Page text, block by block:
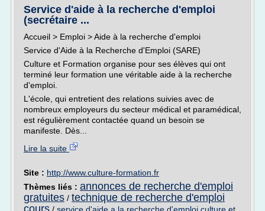
Service d'aide à la recherche d'emploi
(secrétaire ...
Accueil > Emploi > Aide à la recherche d'emploi
Service d'Aide à la Recherche d'Emploi (SARE)
Culture et Formation organise pour ses élèves qui ont
terminé leur formation une véritable aide à la recherche
d'emploi.
L'école, qui entretient des relations suivies avec de
nombreux employeurs du secteur médical et paramédical,
est régulièrement contactée quand un besoin se
manifeste. Dès...
Lire la suite
Site : http://www.culture-formation.fr
Thèmes liés : annonces de recherche d'emploi
gratuites / technique de recherche d'emploi
cours